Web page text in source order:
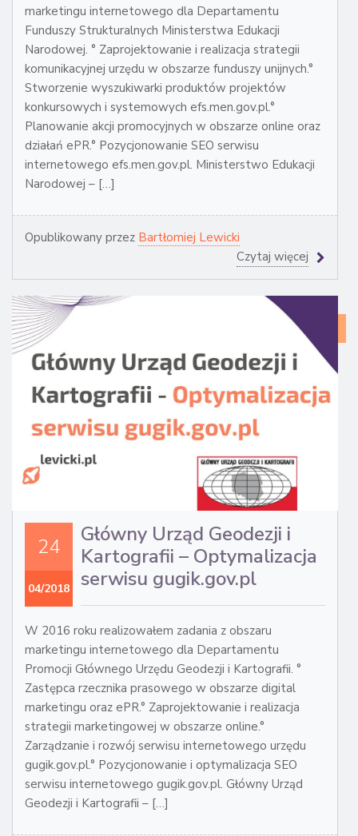
marketingu internetowego dla Departamentu
Funduszy Strukturalnych Ministerstwa Edukacji
Narodowej. ° Zaprojektowanie i realizacja strategii
komunikacyjnej urzędu w obszarze funduszy unijnych.°
Stworzenie wyszukiwarki produktów projektów
konkursowych i systemowych efs.men.gov.pl.°
Planowanie akcji promocyjnych w obszarze online oraz
działań ePR.° Pozycjonowanie SEO serwisu
internetowego efs.men.gov.pl. Ministerstwo Edukacji
Narodowej – […]
Opublikowany przez Bartłomiej Lewicki
Czytaj więcej
24
04/2018
Główny Urząd Geodezji i
Kartografii – Optymalizacja
serwisu gugik.gov.pl
W 2016 roku realizowałem zadania z obszaru
marketingu internetowego dla Departamentu
Promocji Głównego Urzędu Geodezji i Kartografii. °
Zastępca rzecznika prasowego w obszarze digital
marketingu oraz ePR.° Zaprojektowanie i realizacja
strategii marketingowej w obszarze online.°
Zarządzanie i rozwój serwisu internetowego urzędu
gugik.gov.pl.° Pozycjonowanie i optymalizacja SEO
serwisu internetowego gugik.gov.pl. Główny Urząd
Geodezji i Kartografii – […]